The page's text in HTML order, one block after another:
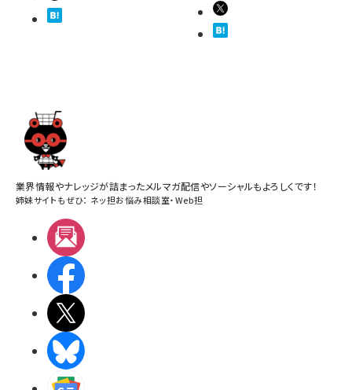
業界情報やナレッジが詰まったメルマガ配信やソーシャルもよろしくです！
姉妹サイトもぜひ： ネッ担お悩み相談室・Web担